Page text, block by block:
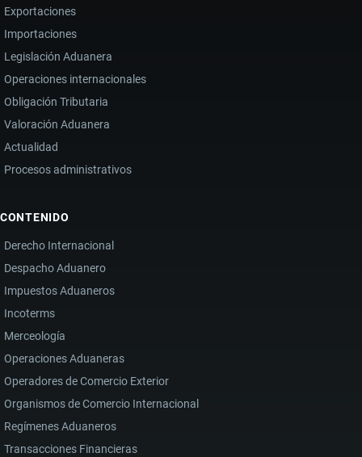
Exportaciones
Importaciones
Legislación Aduanera
Operaciones internacionales
Obligación Tributaria
Valoración Aduanera
Actualidad
Procesos administrativos
CONTENIDO
Derecho Internacional
Despacho Aduanero
Impuestos Aduaneros
Incoterms
Merceología
Operaciones Aduaneras
Operadores de Comercio Exterior
Organismos de Comercio Internacional
Regímenes Aduaneros
Transacciones Financieras